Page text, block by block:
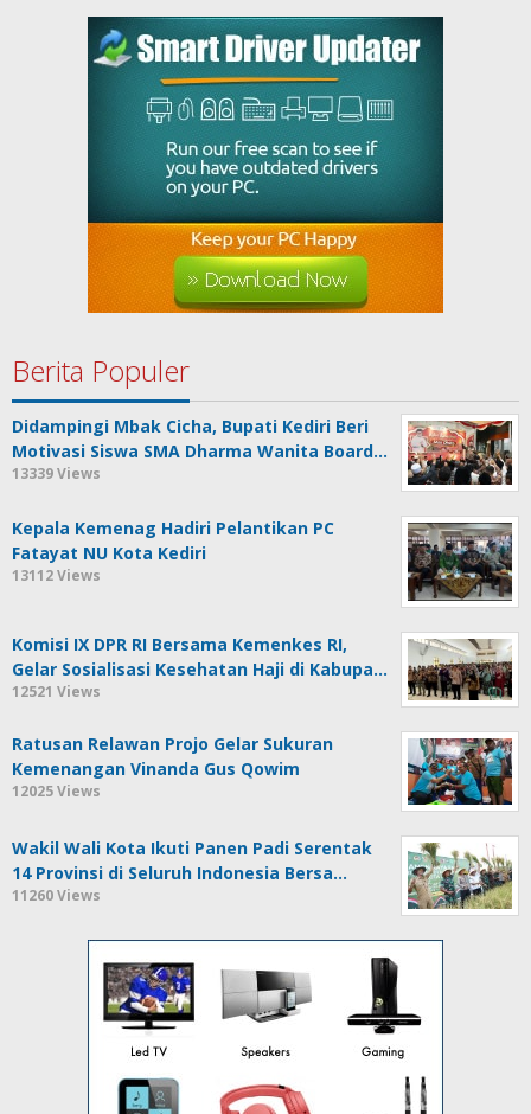
Berita Populer
Didampingi Mbak Cicha, Bupati Kediri Beri
Motivasi Siswa SMA Dharma Wanita Board…
13339 Views
Kepala Kemenag Hadiri Pelantikan PC
Fatayat NU Kota Kediri
13112 Views
Komisi IX DPR RI Bersama Kemenkes RI,
Gelar Sosialisasi Kesehatan Haji di Kabupa…
12521 Views
Ratusan Relawan Projo Gelar Sukuran
Kemenangan Vinanda Gus Qowim
12025 Views
Wakil Wali Kota Ikuti Panen Padi Serentak
14 Provinsi di Seluruh Indonesia Bersa…
11260 Views